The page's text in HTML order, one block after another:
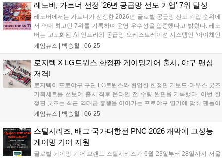
구동에도 안정적인 컴퓨팅 환경을 제공하도록 설계되었다....
레노버, 가트너 선정 '26년 공급망 선도 기업' 7위 달성
레노버에서는 가트너가 선정한 2026년 글로벌 공급망 선도 기업 순위에
서 역대 최고인 7위를 기록하며 운영 우수성을 입증했다고 밝혔다. 레노
버는 고도화된 AI 인프라와 공급망 오케스트레이션 시스템인 '아이체인
(iChain)'을 통해 의사결정 및 분석 작업 시간을 대폭 단축했다. 가트너가
계 전문가 평판 등을 종합적으로 평가하는 권위 있는 순위로 올해 22년
째를 맞이했다. 레노버는 지난 2023년 8위, 2024년 10위, 2025년 8위에
이어 올해 7위에 오르며 지속적인 상승세를 기록 중이다....
게임뉴스 | 백승철 06-25
로지텍 X LG트윈스 한정판 게이밍기어 출시, 야구 팬심
저격!
로지텍이 프로야구 구단 LG트윈스와 협업한 한정판 키보드·마우스 굿즈
기획세트를 선보여 출시 직후 온라인 전 수량 완판을 기록했다. 이번 한
정판 굿즈는 최근 역대급 흥행을 이어가는 프로야구 열기에 맞춰 팬들이
경기장 밖 데스크 환경에서도 응원의 즐거움을 이어갈 수 있도록 기획되
수량이 추가로 판매될 예정이다....
게임뉴스 | 백승철 06-25
스틸시리즈, 배그 국가대항전 PNC 2026 개막에 고성능
게이밍 기어 지원
글로벌 게이밍 기어 브랜드 스틸시리즈가 6월 23일부터 28일까지 서울